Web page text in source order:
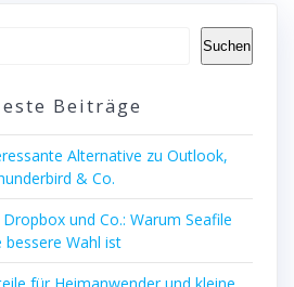
Suchen
Beiträge
Alternative zu Outlook,
& Co.
und Co.: Warum Seafile
bessere Wahl ist